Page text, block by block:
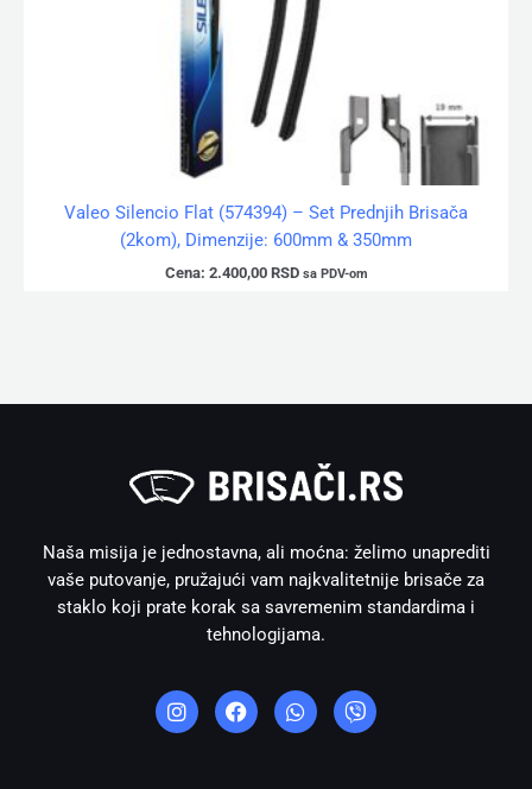
Valeo Silencio Flat (574394) – Set Prednjih Brisača
(2kom), Dimenzije: 600mm & 350mm
Cena: 2.400,00 RSD sa PDV-om
Naša misija je jednostavna, ali moćna: želimo unaprediti
vaše putovanje, pružajući vam najkvalitetnije brisače za
staklo koji prate korak sa savremenim standardima i
tehnologijama.
n
s
t
a
c
e
h
a
t
i
b
e